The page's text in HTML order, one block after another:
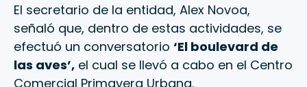
El secretario de la entidad, Alex Novoa,
señaló que, dentro de estas actividades, se
efectuó un conversatorio ‘El boulevard de
las aves’, el cual se llevó a cabo en el Centro
Comercial Primavera Urbana.